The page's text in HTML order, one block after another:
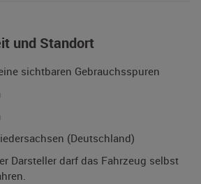
und Standort
sichtbaren Gebrauchsspuren
(Deutschland)
Darsteller darf das Fahrzeug selbst